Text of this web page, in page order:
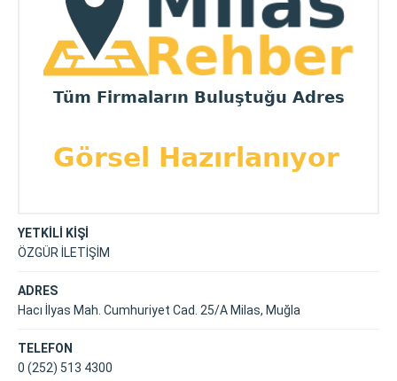
YETKİLİ KİŞİ
ÖZGÜR İLETİŞİM
ADRES
Hacı İlyas Mah. Cumhuriyet Cad. 25/A Milas, Muğla
TELEFON
0 (252) 513 4300